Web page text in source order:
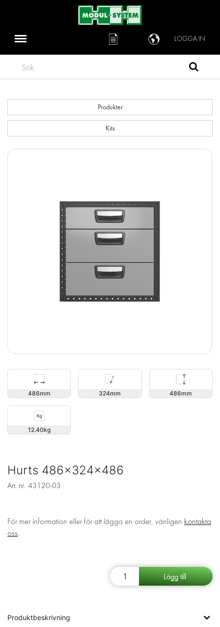
LOGGA IN
Sök
Produkter
Kits
486 324 486
12.40
Hurts 486x324x486
Art. nr. 43120-03
För mer information eller för att lägga en order, vänligen kontakta
oss.
Produktbeskrivning